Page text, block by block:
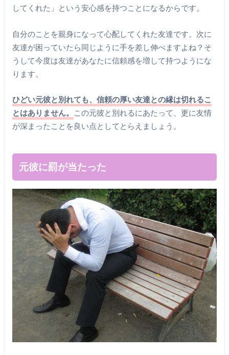
してくれた」という安心感を持つことになるからです。
自分のことを親身になって心配してくれた友達です。次に
友達が困っていたら同じように手を差し伸べますよね？そ
うして今度は友達があなたに信頼感を増して持つようにな
ります。
ひどい元彼と別れても、信頼の厚い友達との縁は切れるこ
とはありません。
この元彼と別れるにあたって、更に友情
が深まったことを良い点としてとらえましょう。
元彼に罰が当たった